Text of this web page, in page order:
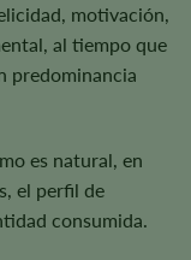
motivación,
al tiempo que
predominancia
es natural, en
el perfil de
consumida.